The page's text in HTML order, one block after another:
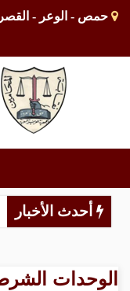
حمص - الوعر - القصر
أحدث الأخبار
الوحدات